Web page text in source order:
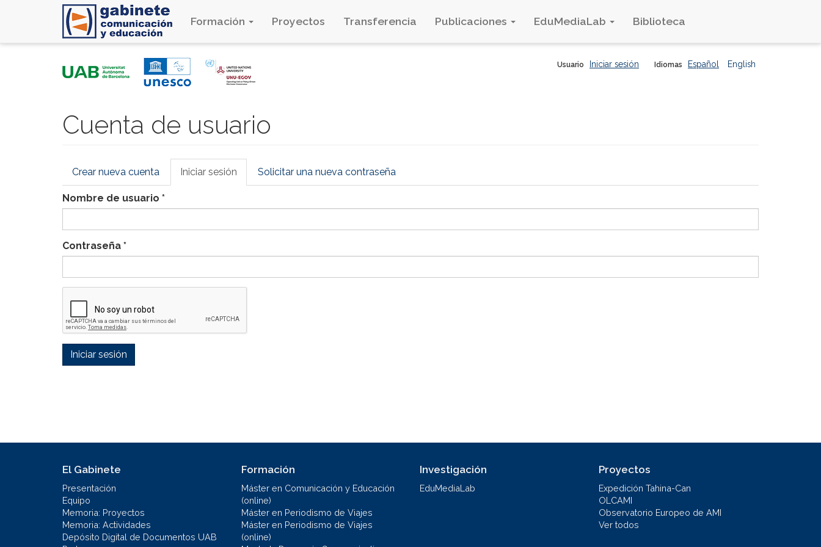
Formación Proyectos Transferencia Publicaciones EduMediaLab Biblioteca
Idiomas Español English
Usuario Iniciar sesión
Cuenta de usuario
Solapas
principales
Crear nueva cuenta Iniciar sesión (solapa
activa)
Solicitar una nueva contraseña
Nombre de usuario *
Contraseña *
Iniciar sesión
El Gabinete
Presentación
Equipo
Memoria: Proyectos
Memoria: Actividades
Depósito Digital de Documentos UAB
Formación
Máster en Comunicación y Educación
(online)
Máster en Periodismo de Viajes
Máster en Periodismo de Viajes
(online)
Investigación
EduMediaLab
Proyectos
Expedición Tahina-Can
OLCAMI
Observatorio Europeo de AMI
Ver todos